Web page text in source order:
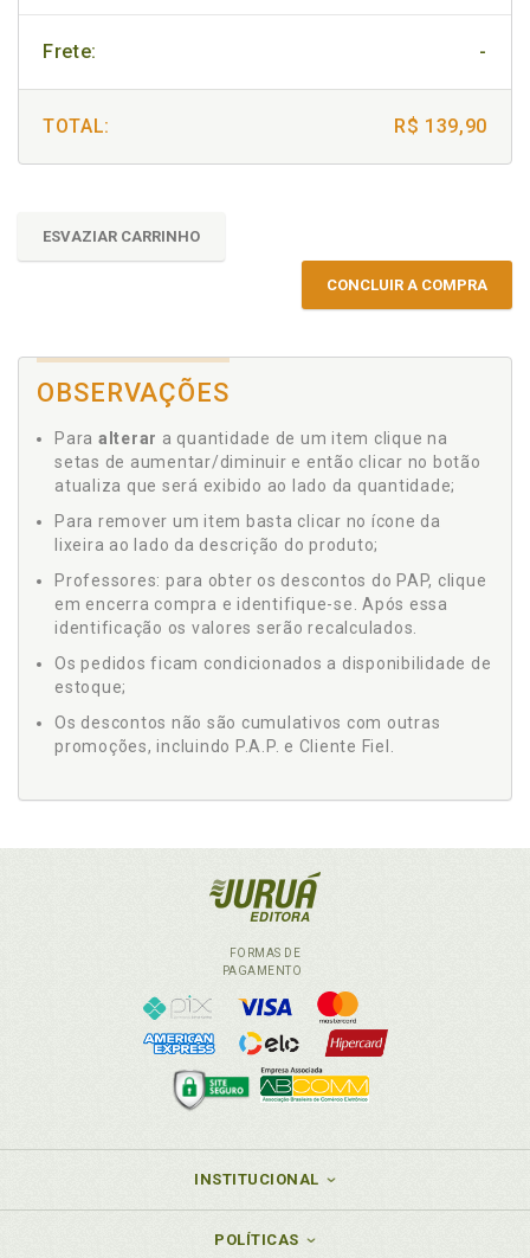
Frete: -
TOTAL: R$ 139,90
ESVAZIAR CARRINHO
CONCLUIR A COMPRA
OBSERVAÇÕES
Para alterar a quantidade de um item clique na
setas de aumentar/diminuir e então clicar no botão
atualiza que será exibido ao lado da quantidade;
Para remover um item basta clicar no ícone da
lixeira ao lado da descrição do produto;
Professores: para obter os descontos do PAP, clique
em encerra compra e identifique-se. Após essa
identificação os valores serão recalculados.
Os pedidos ficam condicionados a disponibilidade de
estoque;
Os descontos não são cumulativos com outras
promoções, incluindo P.A.P. e Cliente Fiel.
FORMAS DE
PAGAMENTO
INSTITUCIONAL
POLÍTICAS